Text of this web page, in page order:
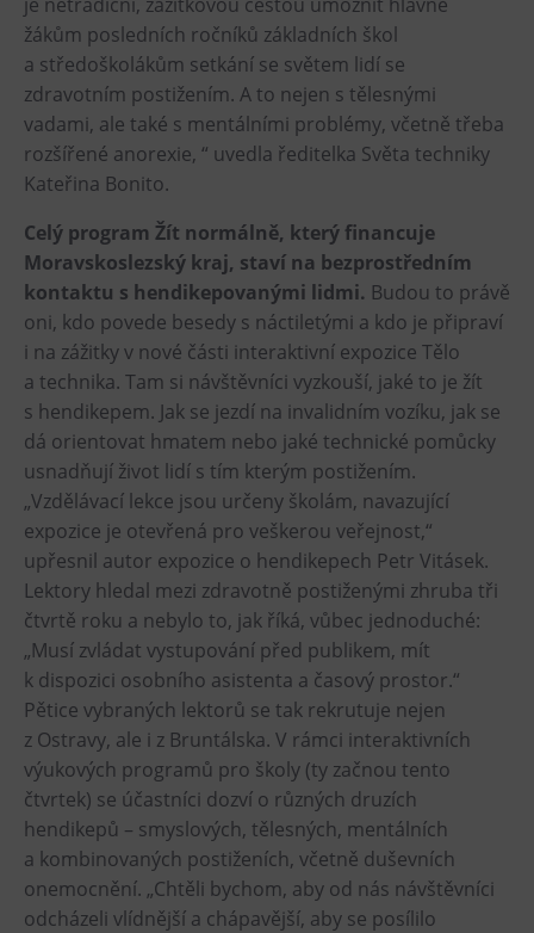
Heligonka
HopJump
Lezecká stěna
Národní zemědělské muzeum
Fajna Dilna
FUTUREUM
Prohlídky
Dolní Vítkovice
Hornické muzeum
Občerstvení
Bolt Café
Kavárna Velký Svět techniky
L’Osteria
PECKA DOV
Restaurace VP ART
Bistropen
CØKAFE Dolní Vítkovice
FUTURE café
Catering
Ubytování
Hotel VP1
Vila Liběna
žákům posledních ročníků základních škol
a středoškolákům setkání se světem lidí se
zdravotním postižením. A to nejen s tělesnými
vadami, ale také s mentálními problémy, včetně třeba
rozšířené anorexie, “ uvedla ředitelka Světa techniky
Kateřina Bonito.
Celý program Žít normálně, který financuje
Moravskoslezský kraj, staví na bezprostředním
kontaktu s hendikepovanými lidmi. Budou to právě
oni, kdo povede besedy s náctiletými a kdo je připraví
i na zážitky v nové části interaktivní expozice Tělo
a technika. Tam si návštěvníci vyzkouší, jaké to je žít
s hendikepem. Jak se jezdí na invalidním vozíku, jak se
dá orientovat hmatem nebo jaké technické pomůcky
usnadňují život lidí s tím kterým postižením.
„Vzdělávací lekce jsou určeny školám, navazující
expozice je otevřená pro veškerou veřejnost,“
upřesnil autor expozice o hendikepech Petr Vitásek.
Lektory hledal mezi zdravotně postiženými zhruba tři
čtvrtě roku a nebylo to, jak říká, vůbec jednoduché:
„Musí zvládat vystupování před publikem, mít
k dispozici osobního asistenta a časový prostor.“
Pětice vybraných lektorů se tak rekrutuje nejen
z Ostravy, ale i z Bruntálska. V rámci interaktivních
výukových programů pro školy (ty začnou tento
čtvrtek) se účastníci dozví o různých druzích
hendikepů – smyslových, tělesných, mentálních
a kombinovaných postiženích, včetně duševních
onemocnění. „Chtěli bychom, aby od nás návštěvníci
odcházeli vlídnější a chápavější, aby se posílilo